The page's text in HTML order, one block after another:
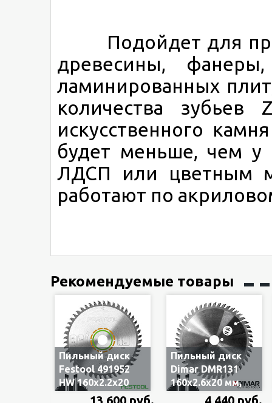
Подойдет для
древесины,
ламинированных
количества
искусственного
будет меньше, чем у
ЛДСП или цветным
работают по
Рекомендуемые товары
Пильный диск
Festool 491952
HW 160x2.2x20
мм, W48 косой
13 600 руб.
Пильный диск
Dimar DMR131
160x2.6x20 мм,
W48 косой зуб,
4 440 руб.